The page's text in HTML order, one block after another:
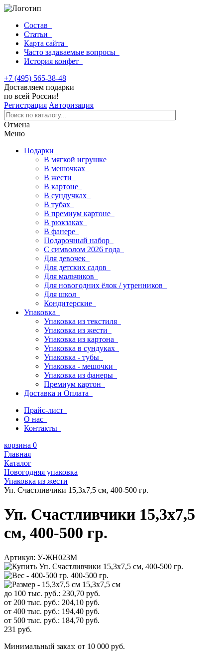
Состав
Статьи
Карта сайта
Часто задаваемые вопросы
История конфет
+7 (495) 565-38-48
Доставляем подарки
по всей России!
Регистрация Авторизация
Отмена
Меню
Подарки
В мягкой игрушке
В мешочках
В жести
В картоне
В сундучках
В тубах
В премиум картоне
В рюкзаках
В фанере
Подарочный набор
С символом 2026 года
Для девочек
Для детских садов
Для мальчиков
Для новогодних ёлок / утренников
Для школ
Кондитерские
Упаковка
Упаковка из текстиля
Упаковка из жести
Упаковка из картона
Упаковка в сундуках
Упаковка - тубы
Упаковка - мешочки
Упаковка из фанеры
Премиум картон
Доставка и Оплата
Прайс-лист
О нас
Контакты
корзина 0
Главная
Каталог
Новогодняя упаковка
Упаковка из жести
Уп. Счастливчики 15,3х7,5 см, 400-500 гр.
Уп. Счастливчики 15,3х7,5
см, 400-500 гр.
Артикул: У-ЖН023М
400-500 гр.
15,3х7,5 см
до 100 тыс. руб.: 230,70 руб.
от 200 тыс. руб.: 204,10 руб.
от 400 тыс. руб.: 194,40 руб.
от 500 тыс. руб.: 184,70 руб.
231 руб.
Минимальный заказ: от 10 000 руб.